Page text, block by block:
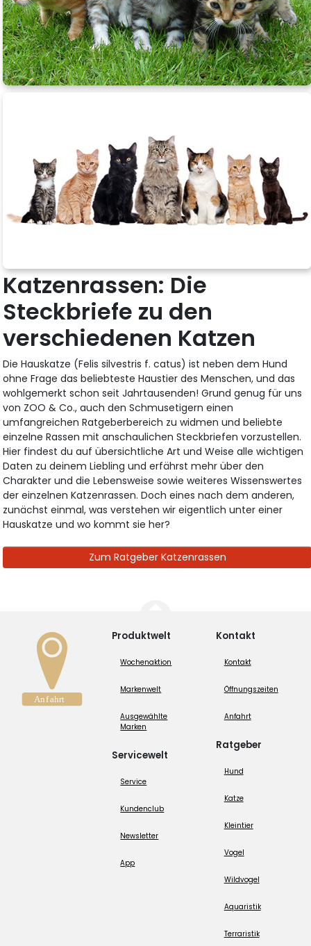
Katzenrassen: Die
Steckbriefe zu den
verschiedenen Katzen
Die Hauskatze (Felis silvestris f. catus) ist neben dem Hund
ohne Frage das beliebteste Haustier des Menschen, und das
wohlgemerkt schon seit Jahrtausenden! Grund genug für uns
von ZOO & Co., auch den Schmusetigern einen
umfangreichen Ratgeberbereich zu widmen und beliebte
einzelne Rassen mit anschaulichen Steckbriefen vorzustellen.
Hier findest du auf übersichtliche Art und Weise alle wichtigen
Daten zu deinem Liebling und erfährst mehr über den
Charakter und die Lebensweise sowie weiteres Wissenswertes
der einzelnen Katzenrassen. Doch eines nach dem anderen,
zunächst einmal, was verstehen wir eigentlich unter einer
Hauskatze und wo kommt sie her?
Zum Ratgeber Katzenrassen
Produktwelt
Wochenaktion
Markenwelt
Ausgewählte
Marken
Servicewelt
Service
Kundenclub
Newsletter
App
Kontakt
Kontakt
Öffnungszeiten
Anfahrt
Ratgeber
Hund
Katze
Kleintier
Vogel
Wildvogel
Aquaristik
Terraristik